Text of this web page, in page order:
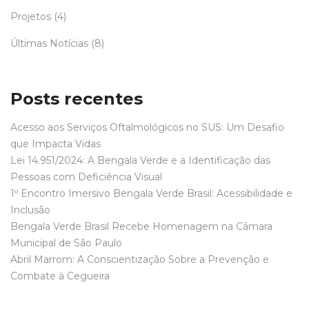
Projetos (4)
Últimas Notícias (8)
Posts recentes
Acesso aos Serviços Oftalmológicos no SUS: Um Desafio
que Impacta Vidas
Lei 14.951/2024: A Bengala Verde e a Identificação das
Pessoas com Deficiência Visual
1º Encontro Imersivo Bengala Verde Brasil: Acessibilidade e
Inclusão
Bengala Verde Brasil Recebe Homenagem na Câmara
Municipal de São Paulo
Abril Marrom: A Conscientização Sobre a Prevenção e
Combate à Cegueira